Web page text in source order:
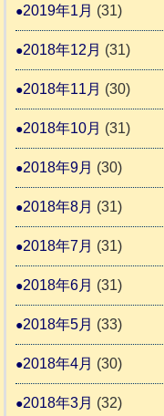
2019年1月 (31)
2018年12月 (31)
2018年11月 (30)
2018年10月 (31)
2018年9月 (30)
2018年8月 (31)
2018年7月 (31)
2018年6月 (31)
2018年5月 (33)
2018年4月 (30)
2018年3月 (32)